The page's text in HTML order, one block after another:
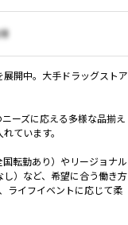
開中。大手ドラッグストア
ーズに応える多様な品揃え
ています。
転勤あり）やリージョナル
）など、希望に合う働き方
ライフイベントに応じて柔